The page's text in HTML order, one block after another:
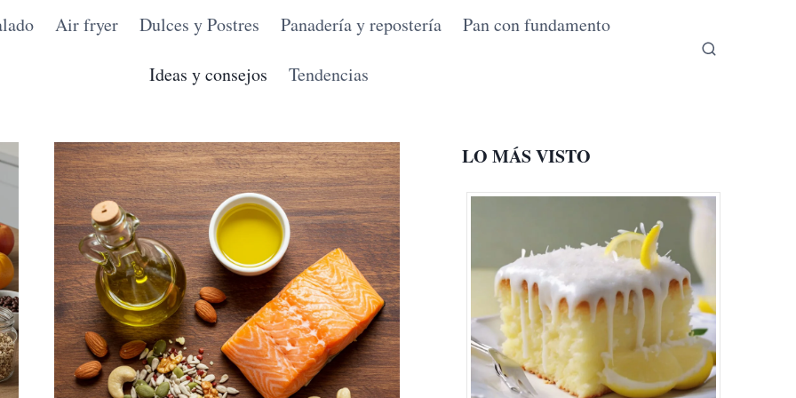
Air fryer Dulces y Postres Panadería y repostería Pan con fundamento
Ideas y consejos Tendencias
LO MÁS VISTO